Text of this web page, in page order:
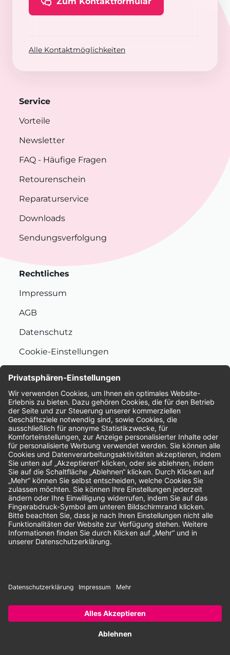
Alle Kontaktmöglichkeiten
Service
Vorteile
Newsletter
FAQ - Häufige Fragen
Retourenschein
Reparaturservice
Downloads
Sendungsverfolgung
Rechtliches
Impressum
AGB
Datenschutz
Cookie-Einstellungen
Bewertungen
Unsere Zahlungsarten:
Rechnung SEPA-Lastschrift Vorkasse